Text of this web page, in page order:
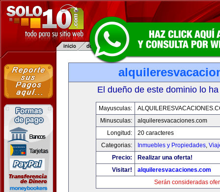
El dueño de este dominio lo
Mayusculas:
Minusculas:
alquileresvacaciones.com
Longitud:
20 caracteres
Categorias:
Inmuebles y Propiedades,
Precio:
Realizar una oferta!
Visitar!
alquileresvacaciones.com
Serán consideradas